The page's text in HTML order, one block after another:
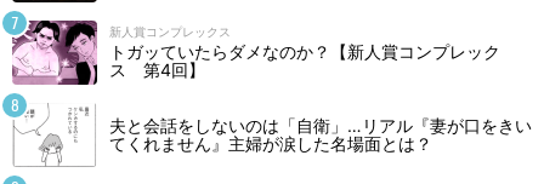
新人賞コンプレックス
トガッていたらダメなのか？【新人賞コンプレック
ス 第4回】
夫と会話をしないのは「自衛」…リアル『妻が口をきい
てくれません』主婦が涙した名場面とは？